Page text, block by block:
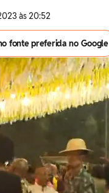
às 20:52
fonte preferida no Google